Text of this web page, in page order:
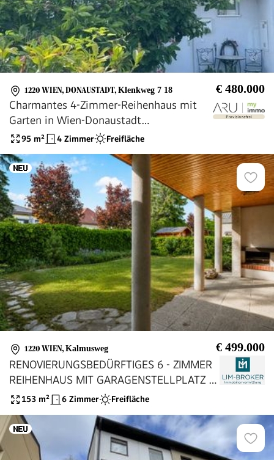
1220 WIEN, DONAUSTADT, Klenkweg 7 18 € 480.000
Charmantes 4-Zimmer-Reihenhaus mit
Garten in Wien-Donaustadt
(Provisionsfrei)
95 m² 4 Zimmer Freifläche
1220 WIEN, Kalmusweg € 499.000
RENOVIERUNGSBEDÜRFTIGES 6 - ZIMMER
REIHENHAUS MIT GARAGENSTELLPLATZ /
NÄHE GEWERBEPARK STADLAU
153 m² 6 Zimmer Freifläche